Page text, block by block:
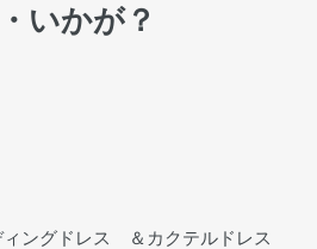
いかが？
ングドレス ＆カクテルドレス